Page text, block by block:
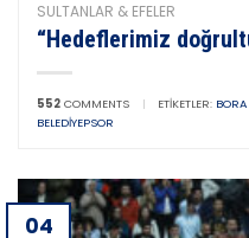
SULTANLAR & EFELER
“Hedeflerimiz
552 COMMENTS | ETIKETLER:
BELEDIYEPSOR
04